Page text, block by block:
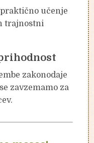
učenje
trajnostni
zakonodaje
zavzemamo za